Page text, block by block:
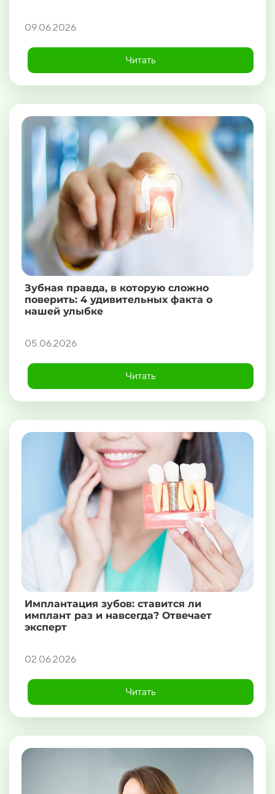
09.06.2026
Читать
Зубная правда, в которую сложно
поверить: 4 удивительных факта о
нашей улыбке
05.06.2026
Читать
Имплантация зубов: ставится ли
имплант раз и навсегда? Отвечает
эксперт
02.06.2026
Читать